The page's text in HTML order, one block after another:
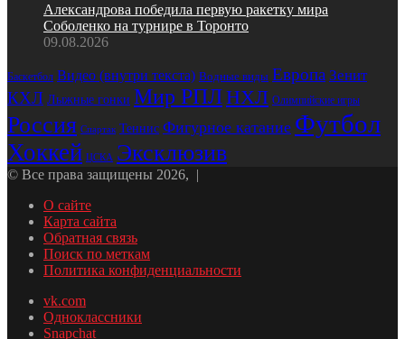
Александрова победила первую ракетку мира
Соболенко на турнире в Торонто
09.08.2026
Баскетбол Видео (внутри текста) Водные виды Европа Зенит
КХЛ Лыжные гонки Мир РПЛНХЛ Олимпийские игры
Россия Спартак Теннис Фигурное катание Футбол
Хоккей ЦСКА Эксклюзив
© Все права защищены 2026, |
О сайте
Карта сайта
Обратная связь
Поиск по меткам
Политика конфиденциальности
vk.com
Одноклассники
Snapchat